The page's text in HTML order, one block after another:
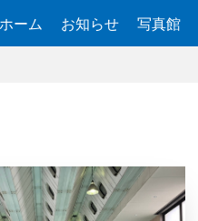
ホーム お知らせ 写真館